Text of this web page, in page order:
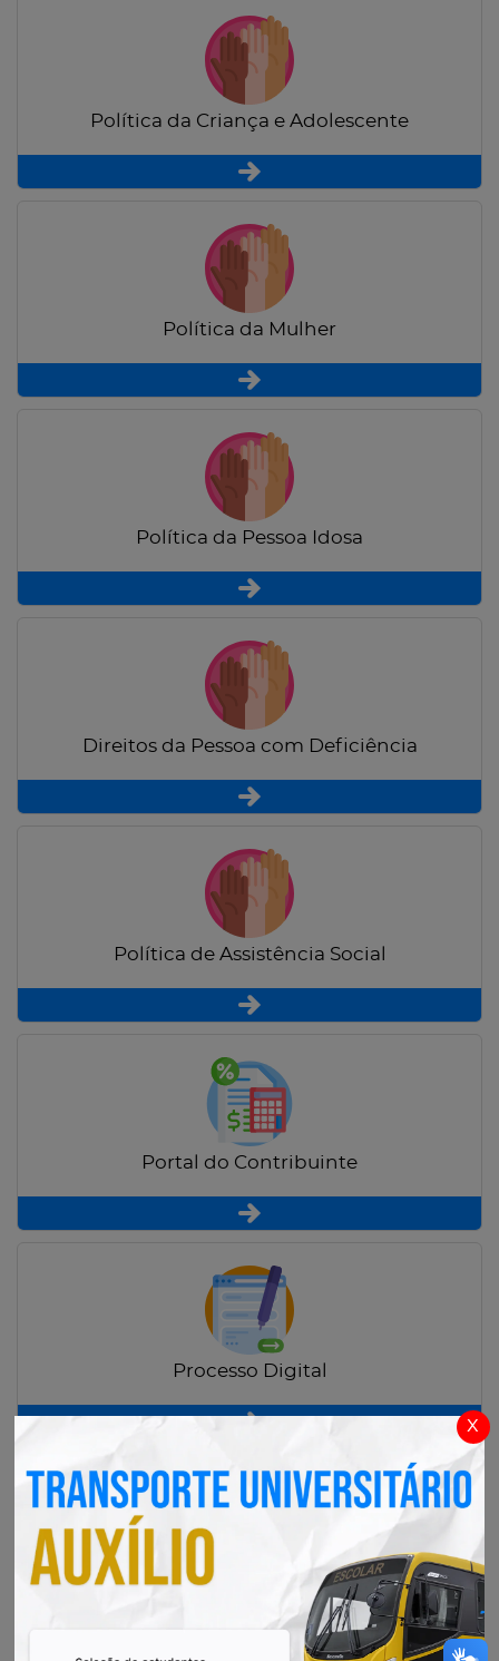
x
Política da Criança e Adolescente
Política da Mulher
Política da Pessoa Idosa
Direitos da Pessoa com Deficiência
Política de Assistência Social
Portal do Contribuinte
Processo Digital
Radar Transparência Pública